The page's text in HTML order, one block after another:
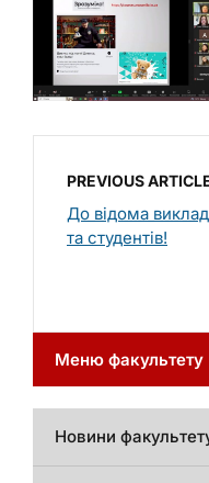
PREVIOUS
До відома
та студентів!
Меню факультету
Новини